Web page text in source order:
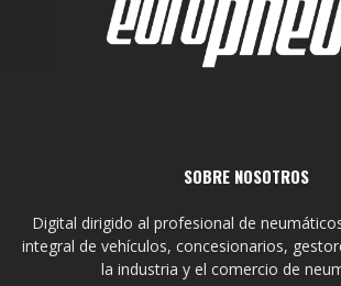
SOBRE NOSOTROS
Digital dirigido al profesional de
integral de vehículos, concesionarios,
la industria y el comercio de